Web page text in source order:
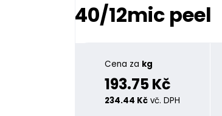
40/12mic peel
Cena za kg
193.75 Kč
234.44 Kč vč. DPH